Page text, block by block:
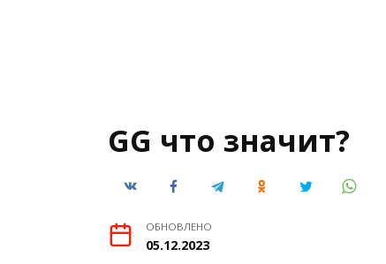
GG что значит?
ОБНОВЛЕНО
05.12.2023